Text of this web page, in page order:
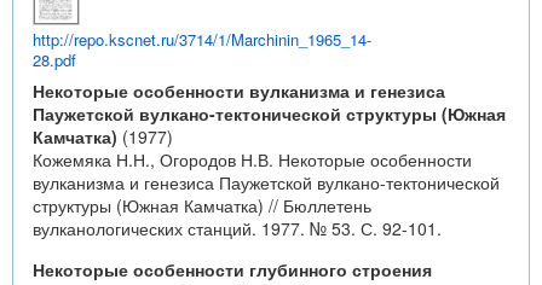
http://repo.kscnet.ru/3714/1/Marchinin_1965_14-
28.pdf
Некоторые особенности вулканизма и генезиса
Паужетской вулкано-тектонической структуры (Южная
Камчатка) (1977)
Кожемяка Н.Н., Огородов Н.В. Некоторые особенности
вулканизма и генезиса Паужетской вулкано-тектонической
структуры (Южная Камчатка) // Бюллетень
вулканологических станций. 1977. № 53. С. 92-101.
Некоторые особенности глубинного строения